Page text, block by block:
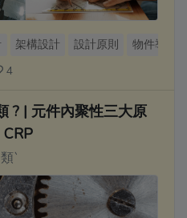
架構設計 設計原則
物件導向
4
? | 元件內聚性三大原
CRP
`